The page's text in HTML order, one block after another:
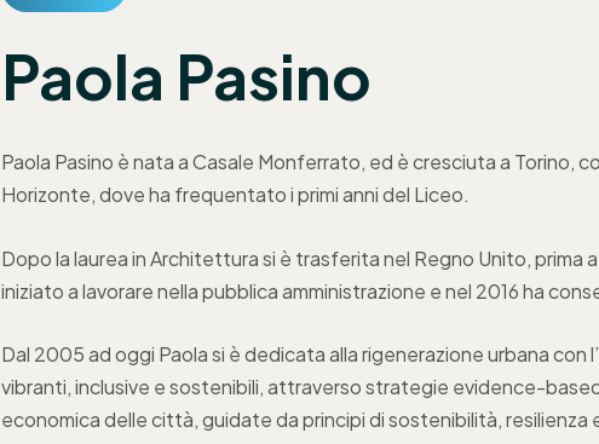
Paola Pasino
Paola Pasino è nata a Casale Monferrato, ed è cresciuta a Torino,
Horizonte, dove ha frequentato i primi anni del Liceo.
Dopo la laurea in Architettura si è trasferita nel Regno Unito, prima
iniziato a lavorare nella pubblica amministrazione e nel 2016 ha
Dal 2005 ad oggi Paola si è dedicata alla rigenerazione urbana
vibranti, inclusive e sostenibili, attraverso strategie evidence-
economica delle città, guidate da principi di sostenibilità, resilienza